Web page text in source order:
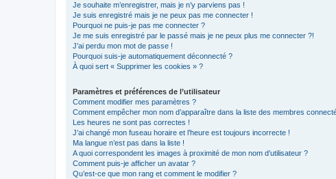
Je souhaite m’enregistrer, mais je n’y parviens pas !
Je suis enregistré mais je ne peux pas me connecter !
Pourquoi ne puis-je pas me connecter ?
Je me suis enregistré par le passé mais je ne peux plus me connecter ?!
J’ai perdu mon mot de passe !
Pourquoi suis-je automatiquement déconnecté ?
À quoi sert « Supprimer les cookies » ?
Paramètres et préférences de l’utilisateur
Comment modifier mes paramètres ?
Comment empêcher mon nom d’apparaître dans la liste des membres
Les heures ne sont pas correctes !
J’ai changé mon fuseau horaire et l’heure est toujours incorrecte !
Ma langue n’est pas dans la liste !
A quoi correspondent les images à proximité de mon nom d’utilisateur ?
Comment puis-je afficher un avatar ?
Qu’est-ce que mon rang et comment le modifier ?